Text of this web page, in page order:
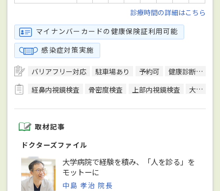
診療時間の詳細はこちら
マイナンバーカードの健康保険証利用可能
感染症対策実施
バリアフリー対応 駐車場あり 予約可 健康診断対応
経鼻内視鏡検査
骨密度検査 上部内視鏡検査 大腸生検
取材記事
ドクターズファイル
大学病院で経験を積み、「人を診る」を
モットーに
中島 孝治 院長